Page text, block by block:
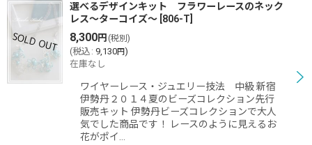
選べるデザインキット フラワーレースのネック
レス〜ターコイズ〜 806-T
8,300円 (税別)
(税込 : 9,130円)
在庫なし
ワイヤーレース・ジュエリー技法 中級 新宿
伊勢丹２０１４夏のビーズコレクション先行
販売キット 伊勢丹ビーズコレクションで大人
気でした商品です！ レースのように見えるお
花がポイ…